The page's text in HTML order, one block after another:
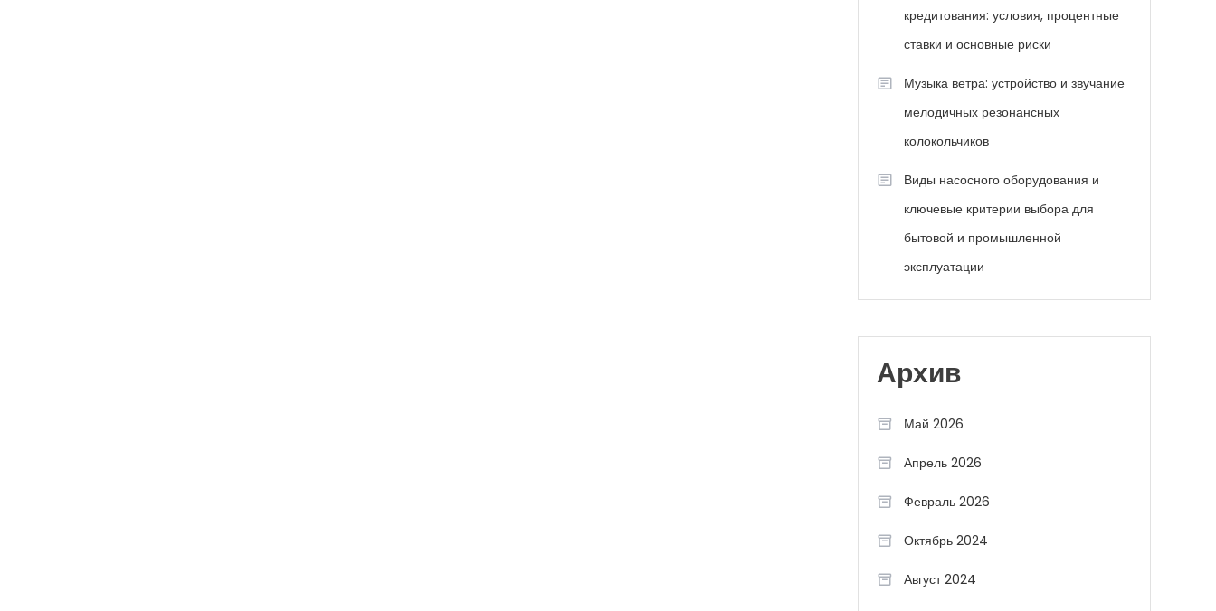
кредитования: условия, процентные
ставки и основные риски
Музыка ветра: устройство и звучание
мелодичных резонансных
колокольчиков
Виды насосного оборудования и
ключевые критерии выбора для
бытовой и промышленной
эксплуатации
Архив
Май 2026
Апрель 2026
Февраль 2026
Октябрь 2024
Август 2024